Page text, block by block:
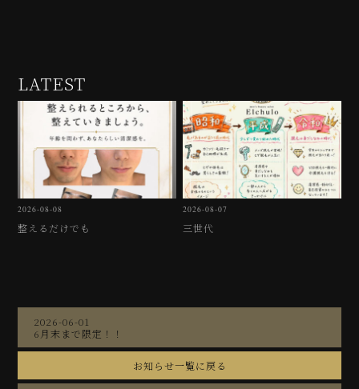
LATEST
2026-08-08
整えるだけでも
2026-08-07
三世代
2026-06-01
6月末まで限定！！
お知らせ一覧に戻る